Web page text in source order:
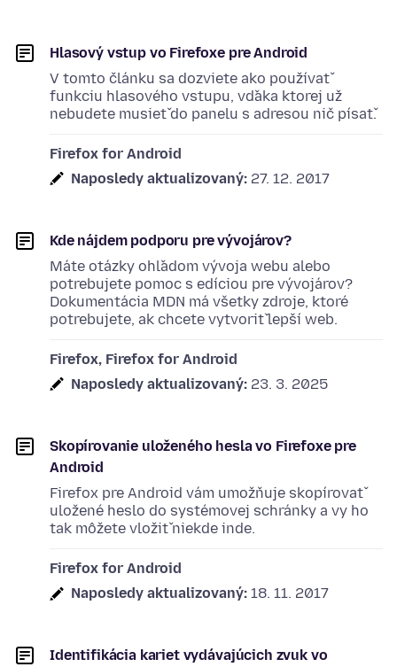
Hlasový vstup vo Firefoxe pre Android
V tomto článku sa dozviete ako používať
funkciu hlasového vstupu, vďaka ktorej už
nebudete musieť do panelu s adresou nič písať.
Firefox for Android
Naposledy aktualizovaný: 27. 12. 2017
Kde nájdem podporu pre vývojárov?
Máte otázky ohľadom vývoja webu alebo
potrebujete pomoc s edíciou pre vývojárov?
Dokumentácia MDN má všetky zdroje, ktoré
potrebujete, ak chcete vytvoriť lepší web.
Firefox, Firefox for Android
Naposledy aktualizovaný: 23. 3. 2025
Skopírovanie uloženého hesla vo Firefoxe pre
Android
Firefox pre Android vám umožňuje skopírovať
uložené heslo do systémovej schránky a vy ho
tak môžete vložiť niekde inde.
Firefox for Android
Naposledy aktualizovaný: 18. 11. 2017
Identifikácia kariet vydávajúcich zvuk vo